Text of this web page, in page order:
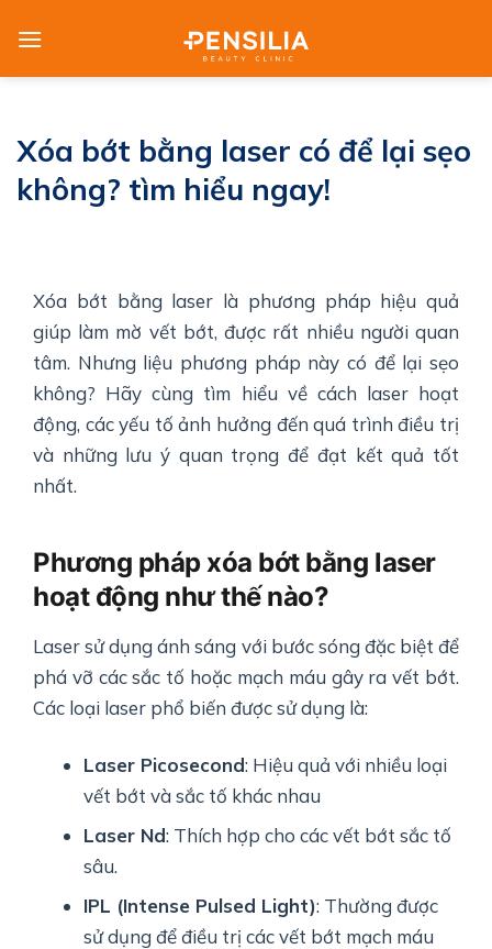
Xóa bớt bằng laser có để lại sẹo
không? tìm hiểu ngay!
Xóa bớt bằng laser là phương pháp hiệu quả
giúp làm mờ vết bớt, được rất nhiều người quan
tâm. Nhưng liệu phương pháp này có để lại sẹo
không? Hãy cùng tìm hiểu về cách laser hoạt
động, các yếu tố ảnh hưởng đến quá trình điều trị
và những lưu ý quan trọng để đạt kết quả tốt
nhất.
Phương pháp xóa bớt bằng laser
hoạt động như thế nào?
Laser sử dụng ánh sáng với bước sóng đặc biệt để
phá vỡ các sắc tố hoặc mạch máu gây ra vết bớt.
Các loại laser phổ biến được sử dụng là:
Laser Picosecond: Hiệu quả với nhiều loại
vết bớt và sắc tố khác nhau
Laser Nd: Thích hợp cho các vết bớt sắc tố
sâu.
IPL (Intense Pulsed Light): Thường được
sử dụng để điều trị các vết bớt mạch máu